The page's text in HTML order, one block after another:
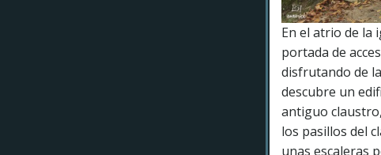
En el atrio de la
portada de
disfrutando de
descubre un
antiguo
los pasillos del
unas escaleras